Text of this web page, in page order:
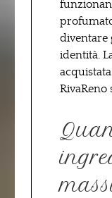
diventare
identità.